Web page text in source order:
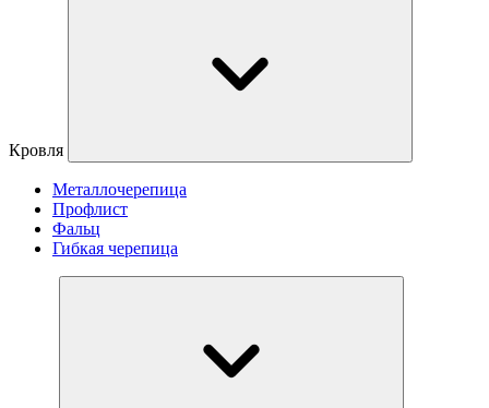
Кровля
Металлочерепица
Профлист
Фальц
Гибкая черепица